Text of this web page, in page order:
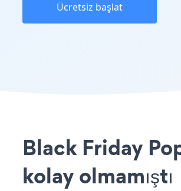
Ücretsiz başlat
Black Friday
kolay olmamıştı